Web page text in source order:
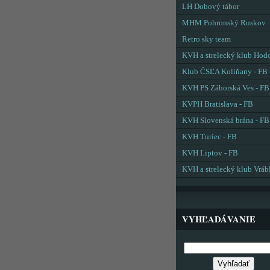
LH Dobový tábor
MHM Pohronský Ruskov
Retro sky team
KVH a strelecký klub
Klub ČSĽA Kolíňany - FB
KVH PS Záhorská Ves - FB
KVPH Bratislava - FB
KVH Slovenská brána - FB
KVH Turiec - FB
KVH Liptov - FB
KVH a strelecký klub
VYHĽADÁVANIE